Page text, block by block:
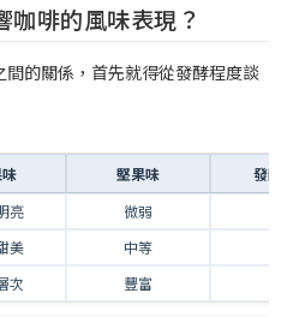
啡的風味表現？
間的關係，首先就得從發酵程度談
堅果味
發酵
亮 微弱
美 中等
次 豐富